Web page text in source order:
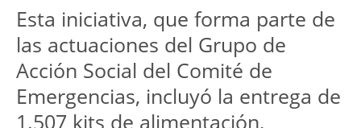
Esta iniciativa, que forma parte de
las actuaciones del Grupo de
Acción Social del Comité de
Emergencias, incluyó la entrega de
1.507 kits de alimentación,